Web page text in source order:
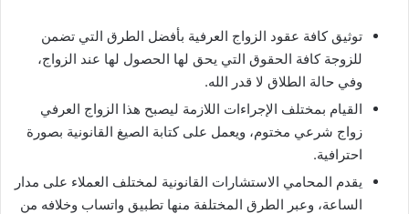
توثيق كافة عقود الزواج العرفية بأفضل الطرق التي تضمن
للزوجة كافة الحقوق التي يحق لها الحصول لها عند الزواج،
وفي حالة الطلاق لا قدر الله.
القيام بمختلف الإجراءات اللازمة ليصبح هذا الزواج العرفي
زواج شرعي مختوم، ويعمل على كتابة الصيغ القانونية بصورة
احترافية.
يقدم المحامي الاستشارات القانونية لمختلف العملاء على مدار
الساعة، وعبر الطرق المختلفة منها تطبيق واتساب وخلافه من